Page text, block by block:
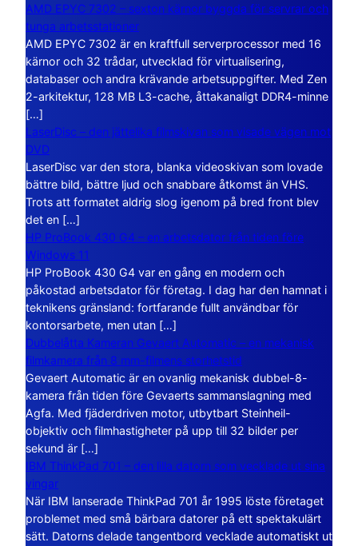
AMD EPYC 7302 – sexton kärnor byggda för servrar och
tunga arbetsstationer
AMD EPYC 7302 är en kraftfull serverprocessor med 16
kärnor och 32 trådar, utvecklad för virtualisering,
databaser och andra krävande arbetsuppgifter. Med Zen
2-arkitektur, 128 MB L3-cache, åttakanaligt DDR4-minne
[…]
LaserDisc – den jättelika filmskivan som visade vägen mot
DVD
LaserDisc var den stora, blanka videoskivan som lovade
bättre bild, bättre ljud och snabbare åtkomst än VHS.
Trots att formatet aldrig slog igenom på bred front blev
det en […]
HP ProBook 430 G4 – en arbetsdator från tiden före
Windows 11
HP ProBook 430 G4 var en gång en modern och
påkostad arbetsdator för företag. I dag har den hamnat i
teknikens gränsland: fortfarande fullt användbar för
kontorsarbete, men utan […]
Dubbelåtta Kameran Gevaert Automatic – en mekanisk
filmkamera från 8 mm-filmens storhetstid
Gevaert Automatic är en ovanlig mekanisk dubbel-8-
kamera från tiden före Gevaerts sammanslagning med
Agfa. Med fjäderdriven motor, utbytbart Steinheil-
objektiv och filmhastigheter på upp till 32 bilder per
sekund är […]
IBM ThinkPad 701 – den lilla datorn som vecklade ut sina
vingar
När IBM lanserade ThinkPad 701 år 1995 löste företaget
problemet med små bärbara datorer på ett spektakulärt
sätt. Datorns delade tangentbord vecklade automatiskt ut